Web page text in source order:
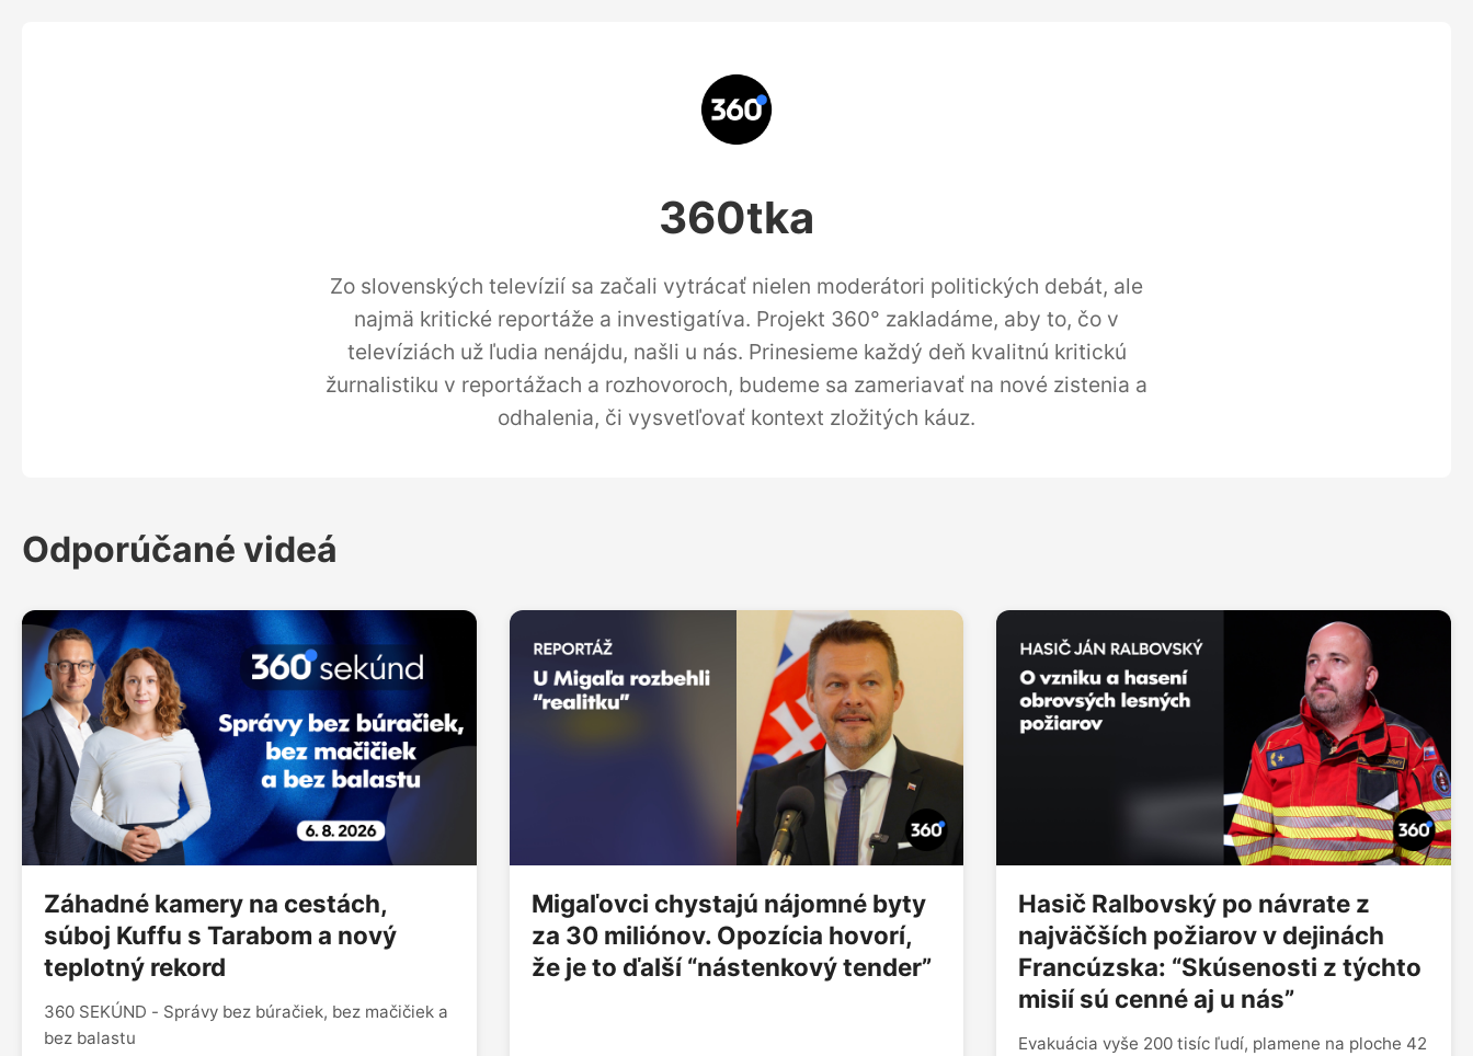
360tka
Zo slovenských televízií sa začali vytrácať nielen moderátori politických debát, ale
najmä kritické reportáže a investigatíva. Projekt 360° zakladáme, aby to, čo v
televíziách už ľudia nenájdu, našli u nás. Prinesieme každý deň kvalitnú kritickú
žurnalistiku v reportážach a rozhovoroch, budeme sa zameriavať na nové zistenia a
odhalenia, či vysvetľovať kontext zložitých káuz.
Odporúčané videá
Záhadné kamery na cestách,
súboj Kuffu s Tarabom a nový
teplotný rekord
360 SEKÚND - Správy bez búračiek, bez mačičiek a
bez balastu
Migaľovci chystajú nájomné byty
za 30 miliónov. Opozícia hovorí,
že je to ďalší “nástenkový tender”
Hasič Ralbovský po návrate z
najväčších požiarov v dejinách
Francúzska: “Skúsenosti z týchto
misií sú cenné aj u nás”
Evakuácia vyše 200 tisíc ľudí, plamene na ploche 42